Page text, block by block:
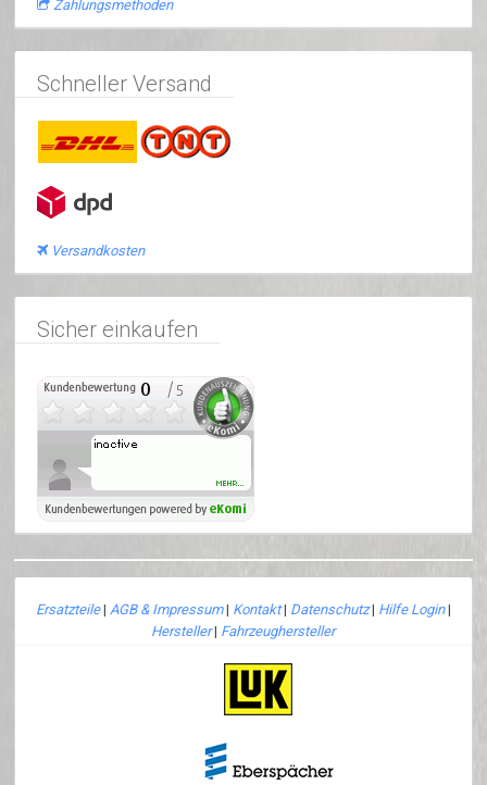
Zahlungsmethoden
Schneller Versand
Versandkosten
Sicher einkaufen
Ersatzteile| AGB & Impressum| Kontakt| Datenschutz| Hilfe Login|
Hersteller| Fahrzeughersteller